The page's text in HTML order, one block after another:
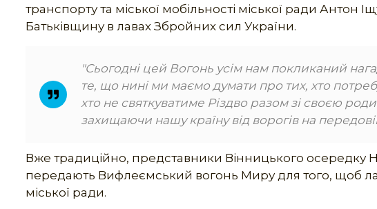
транспорту та міської мобільності міської ради Антон
Батьківщину в лавах Збройних сил України.
"Сьогодні цей Вогонь усім нам покликаний
те, що нині ми маємо думати про тих, хто
хто не святкуватиме Різдво разом зі своєю
захищаючи нашу країну від ворогів на
Вже традиційно, представники Вінницького осередку
передають Вифлеємський вогонь Миру для того, щоб
міської ради.